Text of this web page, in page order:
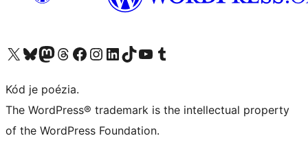
Navštívte náš účet na X (predtým Twitter)
Navštívte náš účet na platforme Bluesky
Navštívte náš účet na Mastodone
Navštívte náš účet na platforme Threads
Navštívte našu stránku na Facebooku
Navštívte náš účet Instagram
Navštívte náš účet LinkedIn
Navštívte náš účet na platforme TikTok
Navštívte náš kanál YouTube
Navštívte náš účet na platforme Tumblr
Kód je poézia.
The WordPress® trademark is the intellectual property
of the WordPress Foundation.